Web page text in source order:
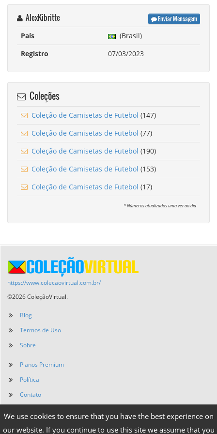
AlexKibritte Enviar Mensagem
País
(Brasil)
Registro
07/03/2023
Coleções
Coleção de Camisetas de Futebol (147)
Coleção de Camisetas de Futebol (77)
Coleção de Camisetas de Futebol (190)
Coleção de Camisetas de Futebol (153)
Coleção de Camisetas de Futebol (17)
* Números atualizados uma vez ao dia
https://www.colecaovirtual.com.br/
©2026 ColeçãoVirtual.
Blog
Termos de Uso
Sobre
Planos Premium
Política
Contato
We use cookies to ensure that you have the best experience on
our website. If you continue to use this site we assume that you